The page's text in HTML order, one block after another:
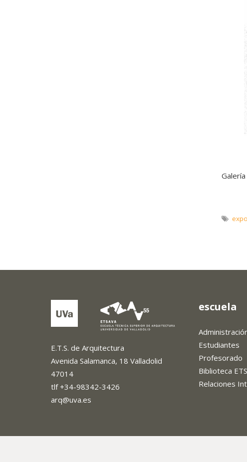
E.T.S. de Arquitectura
Avenida Salamanca, 18 Valladolid
47014
tlf +34-98342-3426
arq@uva.es
escuela
Estudiantes
Profesorado
Biblioteca
Relaciones